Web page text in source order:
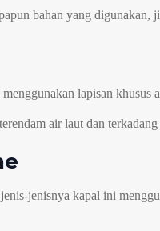
bahan yang digunakan,
lapisan khusus
air laut dan
jenisnya kapal ini